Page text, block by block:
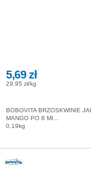
5,69 zł
29,95 zł/kg
BOBOVITA BRZOSKWINIE
MANGO PO 8 MI...
0.19kg